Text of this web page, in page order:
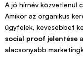
A jó hírnév közvetlenül
Amikor az organikus
ügyfelek, kevesebbet
social proof jelentése
alacsonyabb